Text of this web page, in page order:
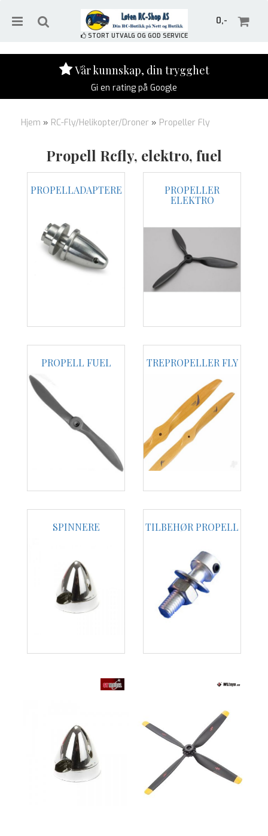
0,-
STORT UTVALG OG GOD SERVICE
Vår kunnskap, din trygghet
Gi en rating på Google
Hjem » RC-Fly/Helikopter/Droner » Propeller Fly
Propell Rcfly, elektro, fuel
PROPELLADAPTERE
PROPELLER
ELEKTRO
PROPELL FUEL TREPROPELLER FLY
SPINNERE TILBEHØR PROPELL